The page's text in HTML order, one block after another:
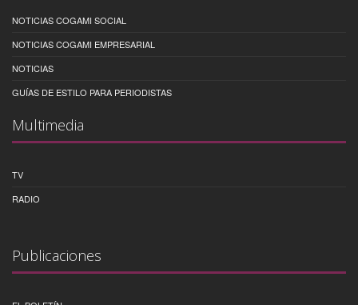
NOTICIAS COGAMI SOCIAL
NOTICIAS COGAMI EMPRESARIAL
NOTICIAS
GUÍAS DE ESTILO PARA PERIODISTAS
Multimedia
TV
RADIO
Publicaciones